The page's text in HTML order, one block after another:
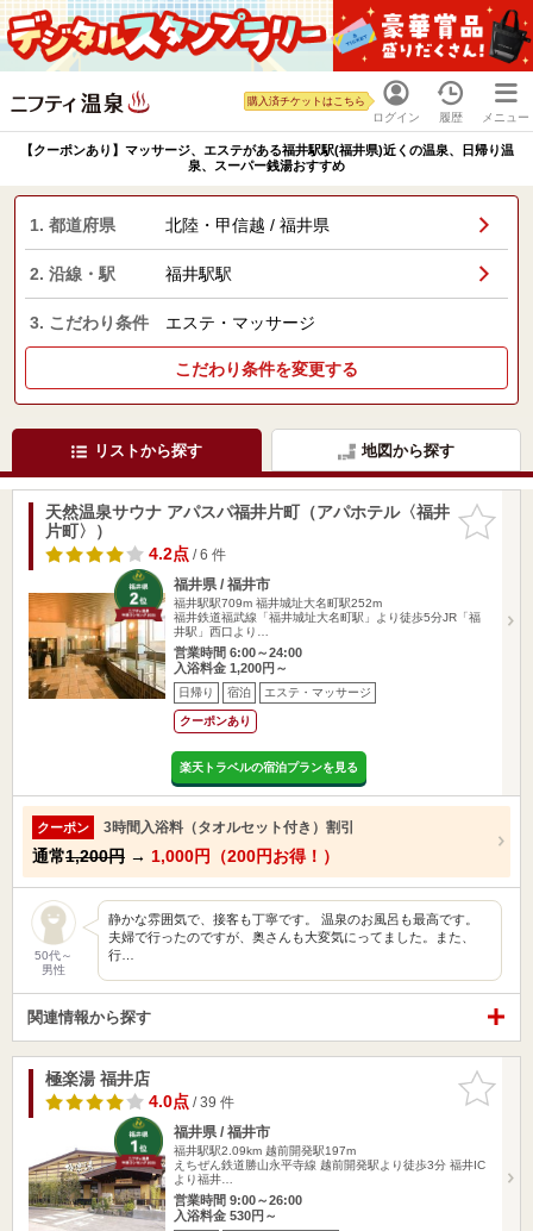
ログイン
購入済チケットはこちら
履歴 メニュー
【クーポンあり】マッサージ、エステがある福井駅駅(福井県)近くの温泉、日帰り温
泉、スーパー銭湯おすすめ
1. 都道府県 北陸・甲信越 / 福井県
2. 沿線・駅 福井駅駅
3. こだわり条件 エステ・マッサージ
こだわり条件を変更する
リストから探す 地図から探す
お気に入
りに追加
天然温泉サウナ アパスパ福井片町（アパホテル〈福井
片町〉）
4.2点/ 6 件
福井県 / 福井市
福井駅駅709m 福井城址大名町駅252m
福井鉄道福武線「福井城址大名町駅」より徒歩5分JR「福
井駅」西口より…
営業時間 6:00～24:00
入浴料金 1,200円～
日帰り 宿泊 エステ・マッサージ
クーポンあり
楽天トラベルの宿泊プランを見る
クーポン 3時間入浴料（タオルセット付き）割引
通常1,200円 → 1,000円（200円お得！）
50代～
男性
静かな雰囲気で、接客も丁寧です。 温泉のお風呂も最高です。
夫婦で行ったのですが、奥さんも大変気にってました。また、
行…
関連情報から探す
お気に入
りに追加
極楽湯 福井店
4.0点/ 39 件
福井県 / 福井市
福井駅駅2.09km 越前開発駅197m
えちぜん鉄道勝山永平寺線 越前開発駅より徒歩3分 福井IC
より福井…
営業時間 9:00～26:00
入浴料金 530円～